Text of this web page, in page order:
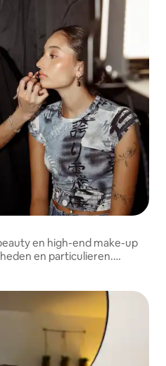
en high-end make-up
en particulieren.